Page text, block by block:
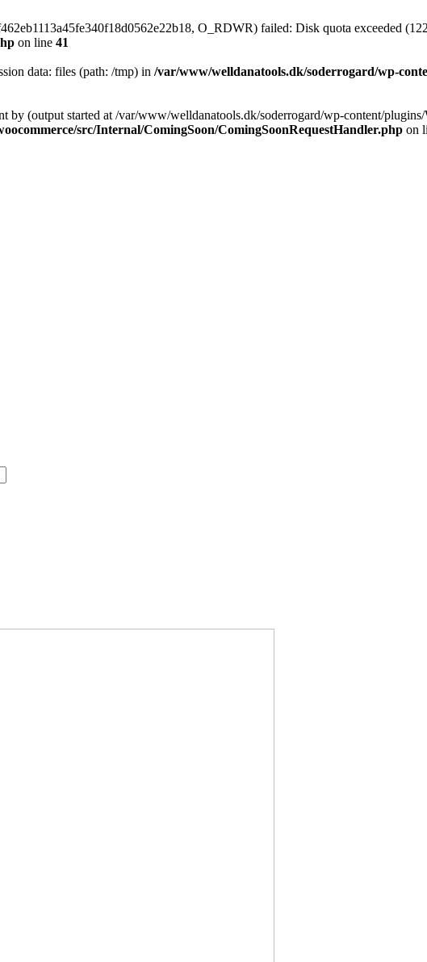
O_RDWR) failed: Disk quota exceeded
on line 41
data: files (path: /tmp) in /var/www/welldanatools.dk/soderrogard/wp-
by (output started at /var/www/welldanatools.dk/soderrogard/wp-content/
src/Internal/ComingSoon/ComingSoonRequestHandler.php on